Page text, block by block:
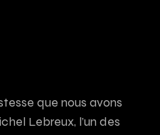
que nous avons
Lebreux, l’un des